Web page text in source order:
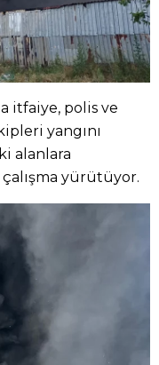
itfaiye, polis ve
yangını
alanlara
çalışma yürütüyor.